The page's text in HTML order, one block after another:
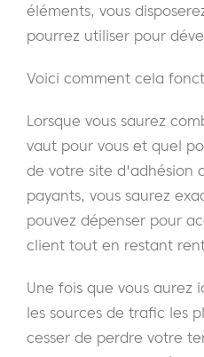
éléments, vous
pourrez utiliser pour
Voici comment cela
Lorsque vous saurez
vaut pour vous et quel
de votre site d'adhésion
payants, vous saurez
pouvez dépenser pour
client tout en restant
Une fois que vous aurez
les sources de trafic les
cesser de perdre votre